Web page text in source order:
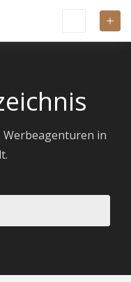
Werbeagenturen in